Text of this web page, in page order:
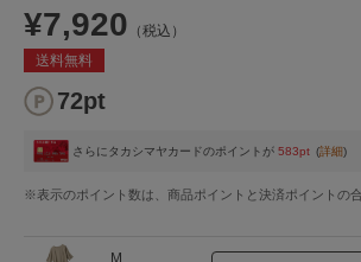
¥7,920 （税込）
送料無料
72pt
さらにタカシマヤカードのポイントが 583pt (詳細)
※表示のポイント数は、商品ポイントと決済ポイントの
M